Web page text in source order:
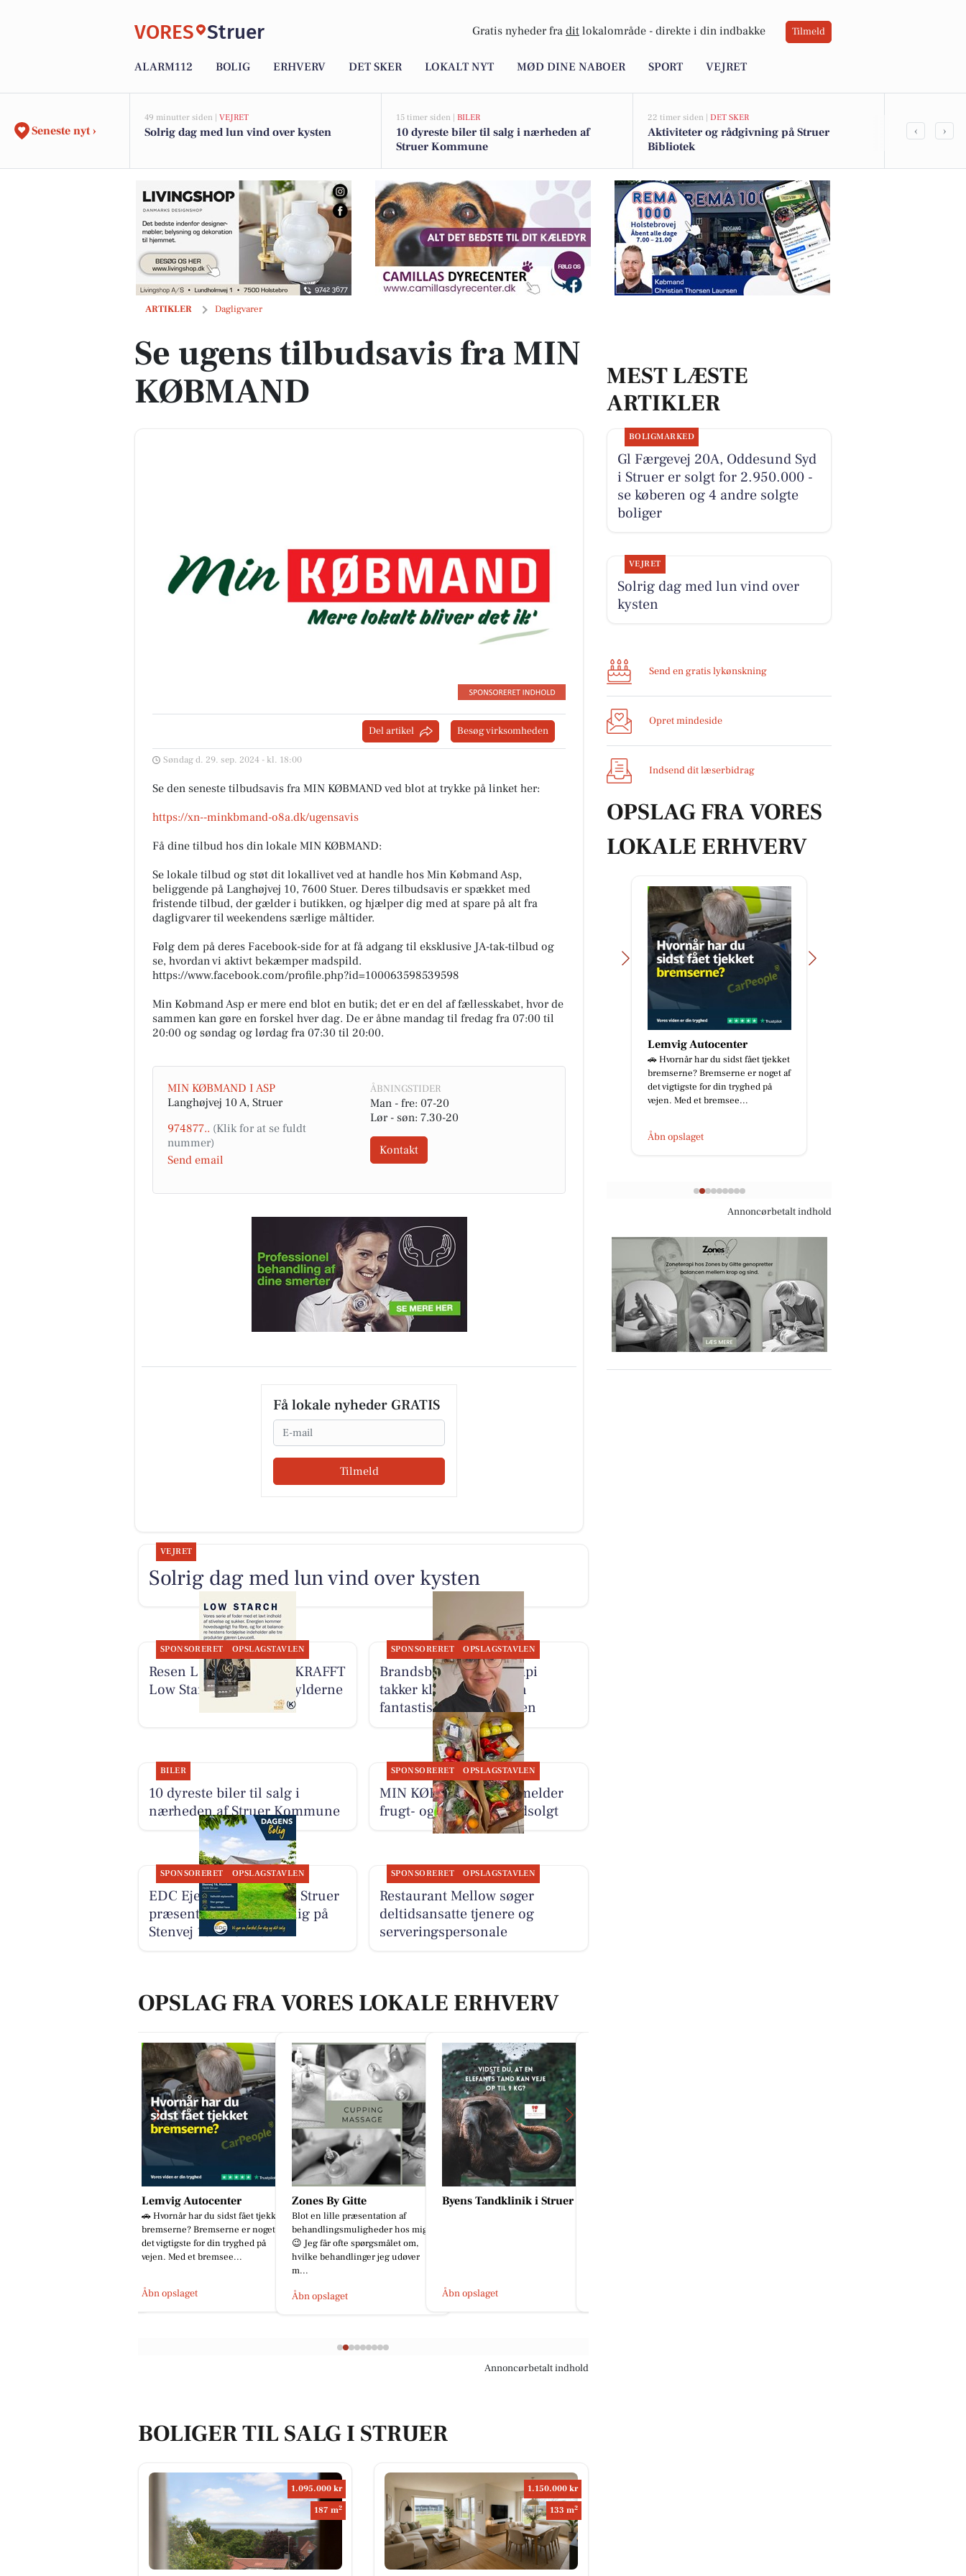
VORES Struer Gratis nyheder fra dit lokalområde - direkte i din indbakke Tilmeld
ALARM112 BOLIG ERHVERV DET SKER LOKALT NYT MØD DINE NABOER SPORT VEJRET
Seneste nyt ›
49 minutter siden | VEJRET
Solrig dag med lun vind over kysten
15 timer siden | BILER
10 dyreste biler til salg i nærheden af
Struer Kommune
22 timer siden | DET SKER
Aktiviteter og rådgivning på Struer
Bibliotek
Oplev
‹ ›
ARTIKLER Dagligvarer
Se ugens tilbudsavis fra MIN KØBMAND
Se ugens tilbudsavis fra MIN
KØBMAND
Del artikel Besøg virksomheden
Søndag d. 29. sep. 2024 - kl. 18:00
Se den seneste tilbudsavis fra MIN KØBMAND ved blot at trykke på linket her:
https://xn--minkbmand-o8a.dk/ugensavis
Få dine tilbud hos din lokale MIN KØBMAND:
Se lokale tilbud og støt dit lokallivet ved at handle hos Min Købmand Asp,
beliggende på Langhøjvej 10, 7600 Stuer. Deres tilbudsavis er spækket med
fristende tilbud, der gælder i butikken, og hjælper dig med at spare på alt fra
dagligvarer til weekendens særlige måltider.
Følg dem på deres Facebook-side for at få adgang til eksklusive JA-tak-tilbud og
se, hvordan vi aktivt bekæmper madspild.
https://www.facebook.com/profile.php?id=100063598539598
Min Købmand Asp er mere end blot en butik; det er en del af fællesskabet, hvor de
sammen kan gøre en forskel hver dag. De er åbne mandag til fredag fra 07:00 til
20:00 og søndag og lørdag fra 07:30 til 20:00.
MIN KØBMAND I ASP
Langhøjvej 10 A, Struer
974877..
Send email
ÅBNINGSTIDER
Man - fre: 07-20
Lør - søn: 7.30-20
Kontakt
Få lokale nyheder GRATIS
Email
Tilmeld
MEST LÆSTE
ARTIKLER
BOLIGMARKED
Gl Færgevej 20A, Oddesund Syd
i Struer er solgt for 2.950.000 -
se køberen og 4 andre solgte
boliger
VEJRET
Solrig dag med lun vind over
kysten
Send en gratis lykønskning
Opret mindeside
Indsend dit læserbidrag
OPSLAG FRA VORES
LOKALE ERHVERV
til restaurant lige udenfor Lemvig
ved HotelVFjorden 🔍 📍...
Åbn opslaget
Lemvig Autocenter
🚗 Hvornår har du sidst fået tjekket
bremserne? Bremserne er noget af
det vigtigste for din tryghed på
vejen. Med et bremsee...
Åbn opslaget
Annoncørbetalt indhold
VEJRET
Solrig dag med lun vind over kysten
SPONSORERET OPSLAGSTAVLEN
Resen Landhandel har KRAFFT
Low Starch-serien på hylderne
SPONSORERET OPSLAGSTAVLEN
Brandsborgs Kropsterapi
takker klienterne for en
fantastisk uge i klinikken
BILER
10 dyreste biler til salg i
nærheden af Struer Kommune
SPONSORERET OPSLAGSTAVLEN
MIN KØBMAND I ASP melder
frugt- og grøntposer udsolgt
SPONSORERET OPSLAGSTAVLEN
EDC Ejen­doms­grup­pen Struer
præsenterer dagens bolig på
Stenvej 16 i Humlum
SPONSORERET OPSLAGSTAVLEN
Restaurant Mellow søger
deltidsansatte tjenere og
serveringspersonale
OPSLAG FRA VORES LOKALE ERHVERV
Lemvig Autocenter
🚗 Hvornår har du sidst fået tjekket
bremserne? Bremserne er noget af
det vigtigste for din tryghed på
vejen. Med et bremsee...
Åbn opslaget
Zones By Gitte
Blot en lille præsentation af
behandlingsmuligheder hos mig
😉 Jeg får ofte spørgsmålet om,
hvilke behandlinger jeg udøver
m...
Åbn opslaget
Byens Tandklinik i Struer
Åbn opslaget
Annoncørbetalt indhold
BOLIGER TIL SALG I STRUER
1.095.000 kr
187 m2
1.150.000 kr
133 m2